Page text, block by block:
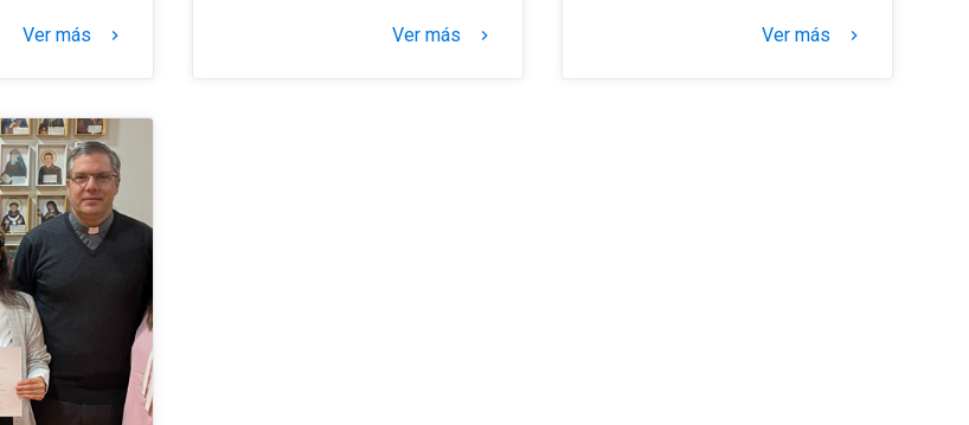
Ver más keyboard_arrow_right Ver más keyboard_arrow_right Ver más keyboard_arrow_right